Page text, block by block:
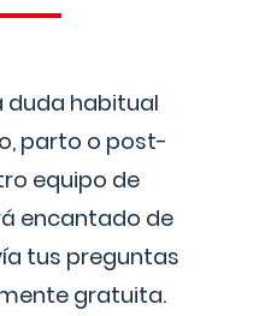
duda habitual
parto o post-
equipo de
encantado de
tus preguntas
gratuita.